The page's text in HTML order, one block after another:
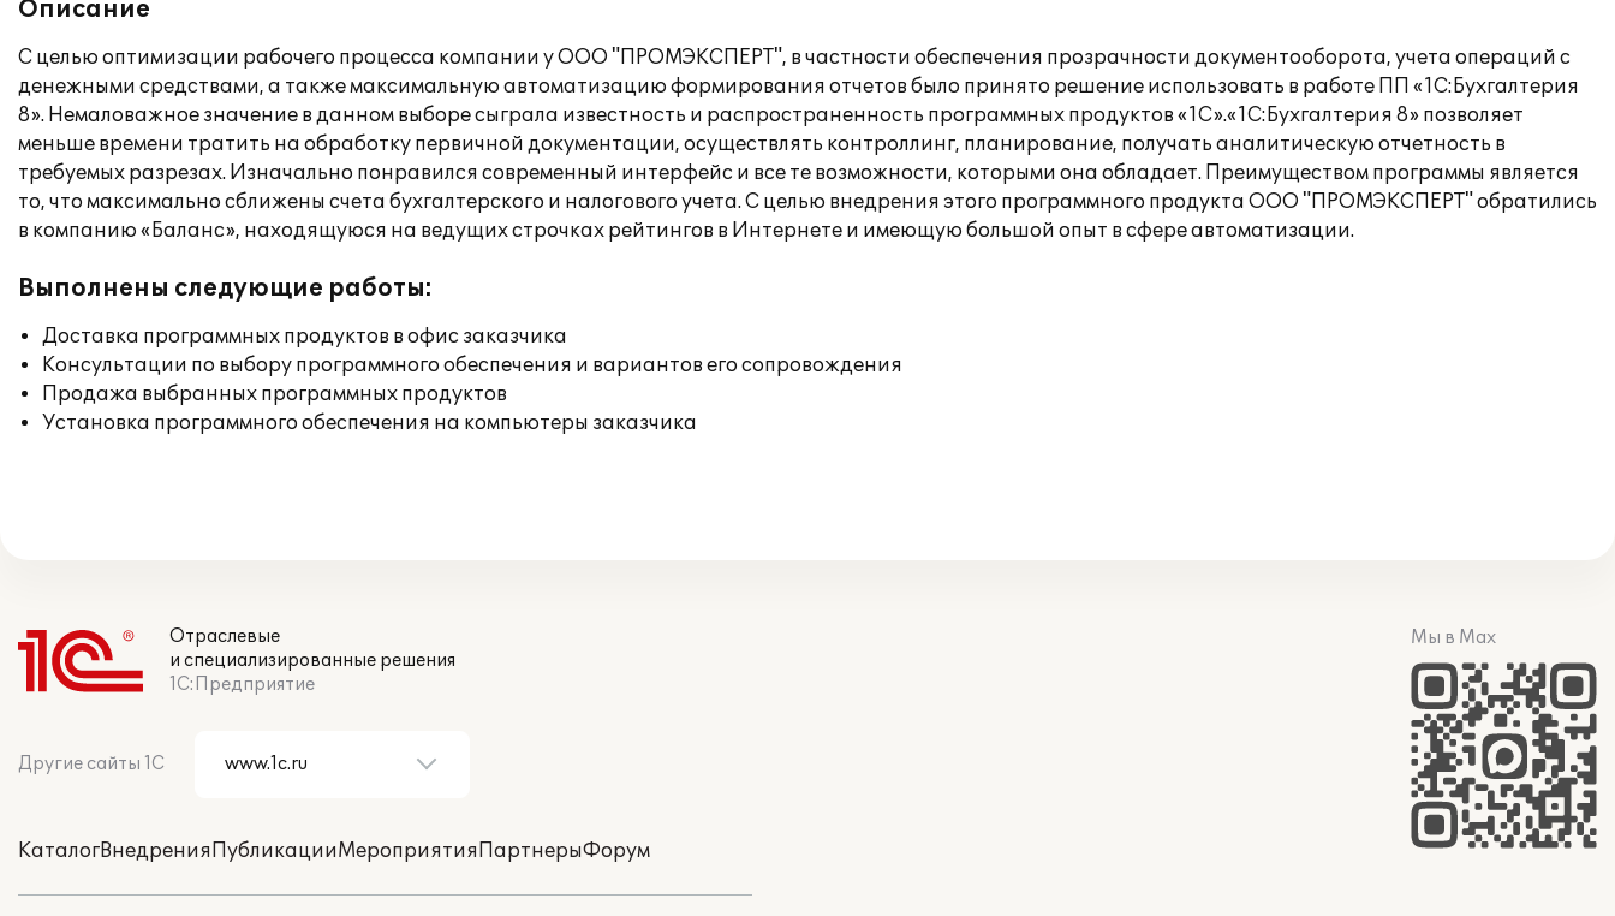
Описание
С целью оптимизации рабочего процесса компании у ООО "ПРОМЭКСПЕРТ", в частности обеспечения прозрачности документооборота, учета операций с
денежными средствами, а также максимальную автоматизацию формирования отчетов было принято решение использовать в работе ПП «1С:Бухгалтерия
8». Немаловажное значение в данном выборе сыграла известность и распространенность программных продуктов «1С».«1С:Бухгалтерия 8» позволяет
меньше времени тратить на обработку первичной документации, осуществлять контроллинг, планирование, получать аналитическую отчетность в
требуемых разрезах. Изначально понравился современный интерфейс и все те возможности, которыми она обладает. Преимуществом программы является
то, что максимально сближены счета бухгалтерского и налогового учета. С целью внедрения этого программного продукта ООО "ПРОМЭКСПЕРТ" обратились
в компанию «Баланс», находящуюся на ведущих строчках рейтингов в Интернете и имеющую большой опыт в сфере автоматизации.
Выполнены следующие работы:
Доставка программных продуктов в офис заказчика
Консультации по выбору программного обеспечения и вариантов его сопровождения
Продажа выбранных программных продуктов
Установка программного обеспечения на компьютеры заказчика
Отраслевые
и специализированные решения
1С:Предприятие
Другие сайты 1С
КаталогВнедренияПубликацииМероприятияПартнерыФорум
Мы в Max